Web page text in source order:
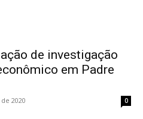
de investigação
em Padre
2020 0